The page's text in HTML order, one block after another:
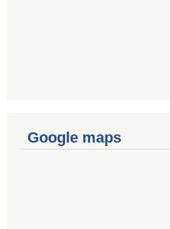
Google maps